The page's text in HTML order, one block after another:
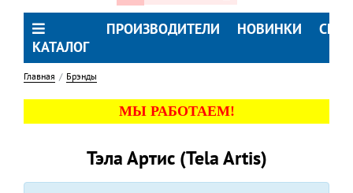
КАТАЛОГ
ПРОИЗВОДИТЕЛИ НОВИНКИ
Главная Брэнды
МЫ РАБОТАЕМ!
Тэла Артис (Tela Artis)